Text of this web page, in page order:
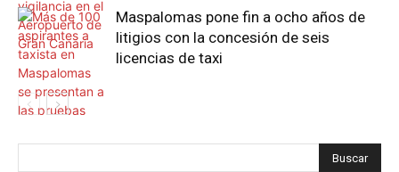
Maspalomas pone fin a ocho años de
litigios con la concesión de seis
licencias de taxi